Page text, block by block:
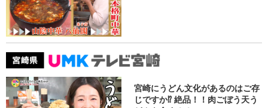
宮崎にうどん文化があるのはご存
じですか⁉ 絶品！！肉ごぼう天う